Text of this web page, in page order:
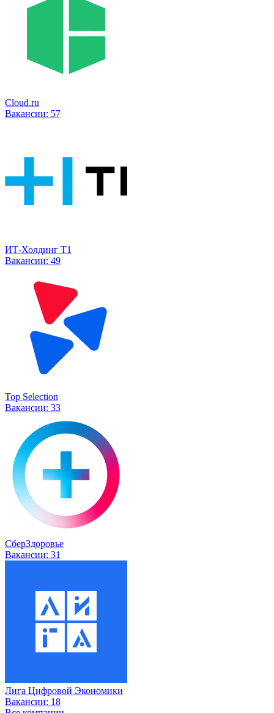
Cloud.ru
Вакансии: 57
ИТ-Холдинг Т1
Вакансии: 49
Top Selection
Вакансии: 33
СберЗдоровье
Вакансии: 31
Лига Цифровой Экономики
Вакансии: 18